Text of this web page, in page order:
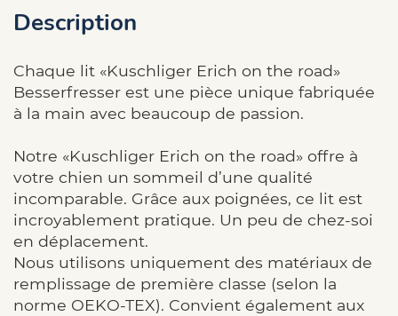
Description
Chaque lit «Kuschliger Erich on the road»
Besserfresser est une pièce unique fabriquée
à la main avec beaucoup de passion.
Notre «Kuschliger Erich on the road» offre à
votre chien un sommeil d’une qualité
incomparable. Grâce aux poignées, ce lit est
incroyablement pratique. Un peu de chez-soi
en déplacement.
Nous utilisons uniquement des matériaux de
remplissage de première classe (selon la
norme OEKO-TEX). Convient également aux